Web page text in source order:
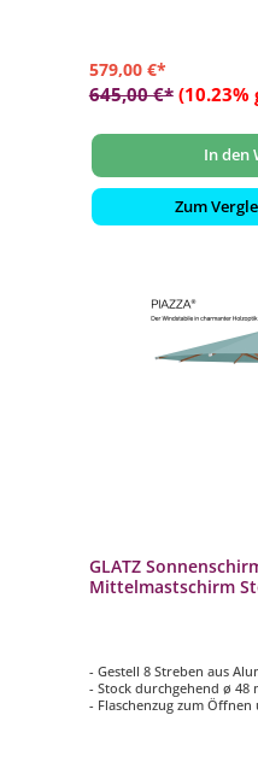
579,00 €*
645,00 €* (10.23%
In den
Zum
GLATZ
Mittelmastschirm
- Gestell 8 Streben aus
- Stock durchgehend ø 48
- Flaschenzug zum